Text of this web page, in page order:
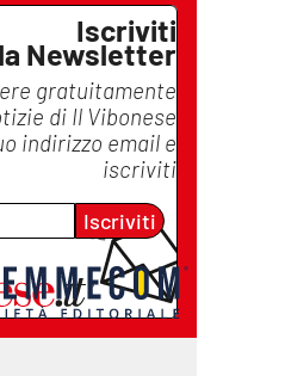
Iscriviti
Newsletter
gratuitamente
di Il Vibonese
indirizzo email e
iscriviti
Iscriviti
lacitymag.it
lacapitalenews.it
ilreggino.it
cosenzachannel.it
catanzarochannel.it